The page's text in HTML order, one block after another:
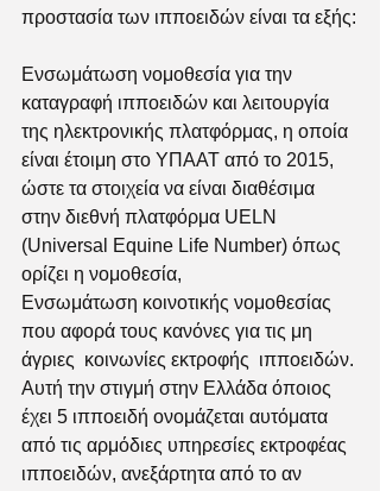
προστασία των ιπποειδών είναι τα εξής:
Ενσωμάτωση νομοθεσία για την
καταγραφή ιπποειδών και λειτουργία
της ηλεκτρονικής πλατφόρμας, η οποία
είναι έτοιμη στο ΥΠΑΑΤ από το 2015,
ώστε τα στοιχεία να είναι διαθέσιμα
στην διεθνή πλατφόρμα UELN
(Universal Equine Life Number) όπως
ορίζει η νομοθεσία,
Ενσωμάτωση κοινοτικής νομοθεσίας
που αφορά τους κανόνες για τις μη
άγριες  κοινωνίες εκτροφής  ιπποειδών.
Αυτή την στιγμή στην Ελλάδα όποιος
έχει 5 ιπποειδή ονομάζεται αυτόματα
από τις αρμόδιες υπηρεσίες εκτροφέας
ιπποειδών, ανεξάρτητα από το αν